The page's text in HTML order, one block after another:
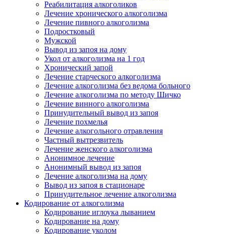
Реабилитация алкоголиков
Лечение хронического алкоголизма
Лечение пивного алкоголизма
Подростковый
Мужской
Вывод из запоя на дому
Укол от алкоголизма на 1 год
Хронический запой
Лечение старческого алкоголизма
Лечение алкоголизма без ведома больного
Лечение алкоголизма по методу Шичко
Лечение винного алкоголизма
Принудительный вывод из запоя
Лечение похмелья
Лечение алкогольного отравления
Частный вытрезвитель
Лечение женского алкоголизма
Анонимное лечение
Анонимный вывод из запоя
Лечение алкоголизма на дому
Вывод из запоя в стационаре
Принудительное лечение алкоголизма
Кодирование от алкоголизма
Кодирование иглоука лыванием
Кодирование на дому
Кодирование уколом